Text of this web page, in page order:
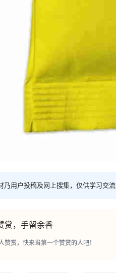
乃用户投稿及网上搜集，仅供学习交
赏，手留余香
赞赏，快来当第一个赞赏的人吧！